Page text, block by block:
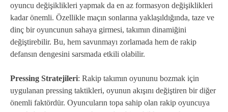
oyuncu değişiklikleri yapmak da en az formasyon değişiklikleri
kadar önemli. Özellikle maçın sonlarına yaklaşıldığında, taze ve
dinç bir oyuncunun sahaya girmesi, takımın dinamiğini
değiştirebilir. Bu, hem savunmayı zorlamada hem de rakip
defansın dengesini sarsmada etkili olabilir.
Pressing Stratejileri: Rakip takımın oyununu bozmak için
uygulanan pressing taktikleri, oyunun akışını değiştiren bir diğer
önemli faktördür. Oyuncuların topa sahip olan rakip oyuncuya